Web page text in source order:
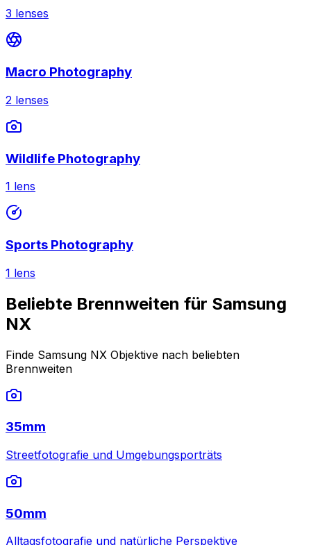
3 lenses
Macro Photography
2 lenses
Wildlife Photography
1 lens
Sports Photography
1 lens
Beliebte Brennweiten für Samsung
NX
Finde Samsung NX Objektive nach beliebten
Brennweiten
35mm
Streetfotografie und Umgebungsporträts
50mm
Alltagsfotografie und natürliche Perspektive